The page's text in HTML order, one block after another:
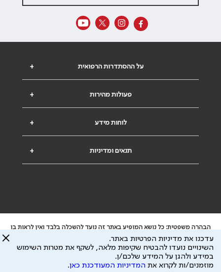
+ על ההסתדרות הרפואית
+ פעולות מהירות
+ לוחות מידע
+ תנאים ומדיניות
הבהרה משפטית: כל נושא המופיע באתר זה נועד להשכלה בלבד ואין לראות בו
ייעוץ רפואי או משפטי. אין הר"י אחראית לתוכן המתפרסם באתר זה ולכל נזק
שעלול להיגרם.
ידוע לי שהר"י אוספת ושומרת מידע אישי לצורך מתן השרות וכי חלק ממנו עשוי
להיות מועבר לצדדים שלישיים, הכל בכפוף למדיניות הפרטיות
עדכנו את מדיניות הפרטיות באתר.
השינויים נועדו להבטיח שקיפות מלאה, לשקף את מטרות השימוש
במידע ולהגן על המידע שלכם/ן.
מוזמנים/ות לקרוא את המדיניות המעודכנת כאן.